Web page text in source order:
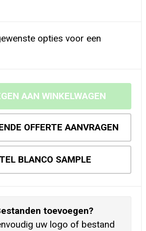
opties voor een
AAN WINKELWAGEN
OFFERTE AANVRAGEN
BLANCO SAMPLE
toevoegen?
uw logo of bestand